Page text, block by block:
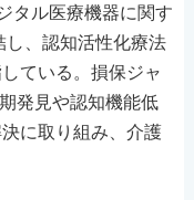
タル医療機器に関す
し、認知活性化療法
ている。損保ジャ
発見や認知機能低
に取り組み、介護